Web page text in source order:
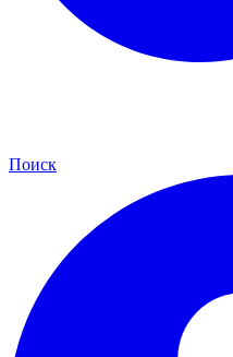
Поиск